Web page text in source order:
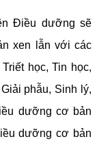
Điều dưỡng sẽ
xen lẫn với các
học, Tin học,
phẫu, Sinh lý,
dưỡng cơ bản
dưỡng cơ bản